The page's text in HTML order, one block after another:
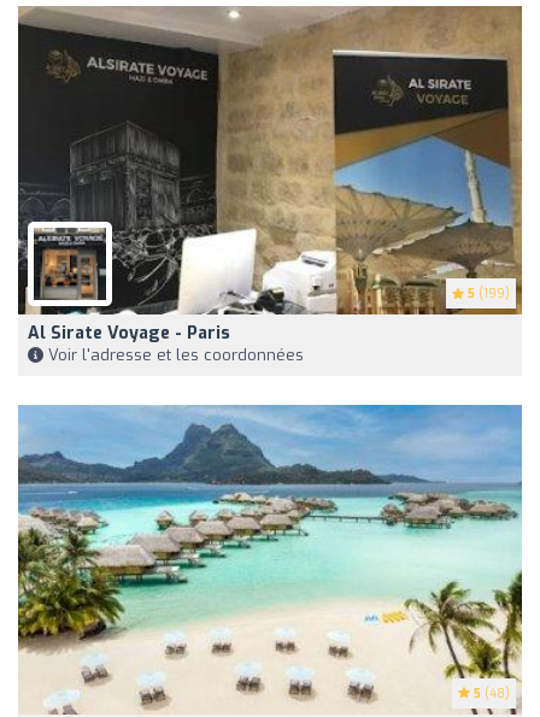
5 (199)
Al Sirate Voyage - Paris
Voir l'adresse et les coordonnées
5 (48)